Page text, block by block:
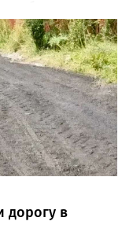
приняла
недобросовестных
подрядчик будет два
дорогу в